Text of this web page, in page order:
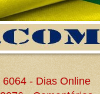
6064 - Dias Online